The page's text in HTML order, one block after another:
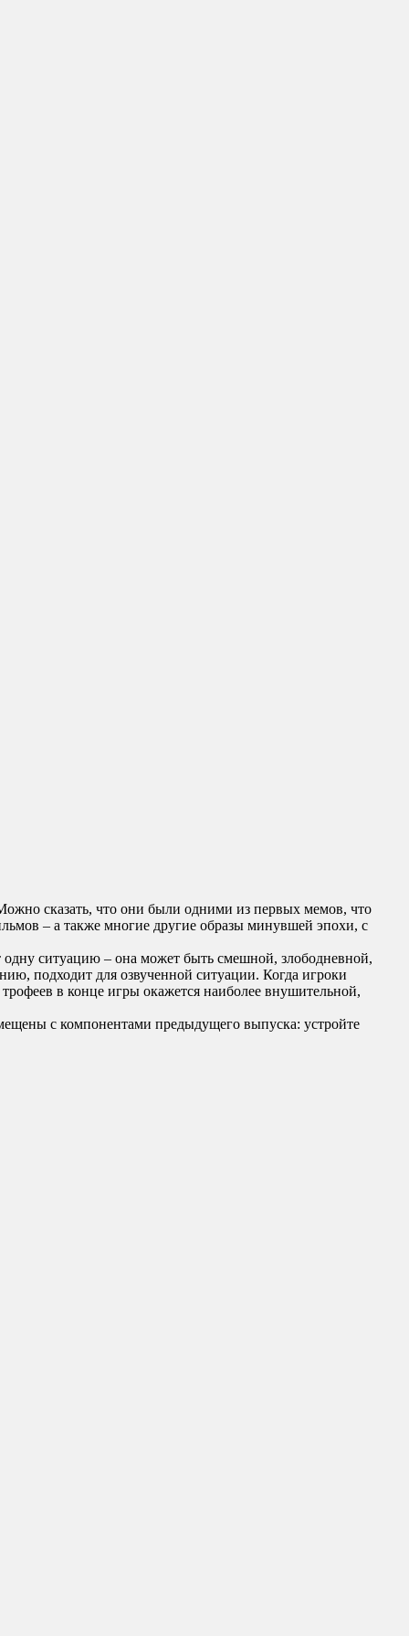
сказать, что они были одними из первых мемов, что
– а также многие другие образы минувшей эпохи, с
ситуацию – она может быть смешной, злободневной,
подходит для озвученной ситуации. Когда игроки
в конце игры окажется наиболее внушительной,
с компонентами предыдущего выпуска: устройте